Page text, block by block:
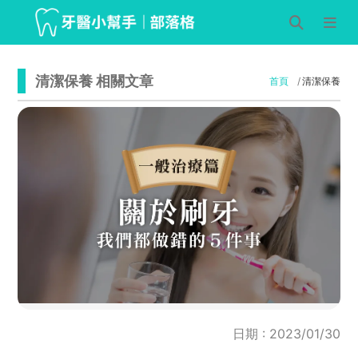
清潔保養 相關文章 首頁 清潔保養
日期 : 2023/01/30